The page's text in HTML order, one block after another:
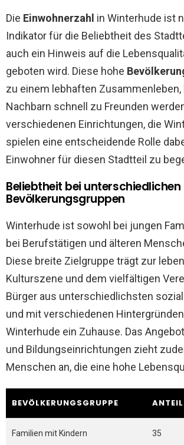
Die Einwohnerzahl in Winterhude ist
Indikator für die Beliebtheit des
auch ein Hinweis auf die
geboten wird. Diese hohe
zu einem lebhaften Zusammenleben,
Nachbarn schnell zu Freunden
verschiedenen Einrichtungen, die
spielen eine entscheidende Rolle
Einwohner für diesen Stadtteil zu
Beliebtheit bei unterschiedlichen
Bevölkerungsgruppen
Winterhude ist sowohl bei jungen
bei Berufstätigen und älteren
Diese breite Zielgruppe trägt zur
Kulturszene und dem vielfältigen
Bürger aus unterschiedlichsten
und mit verschiedenen
Winterhude ein Zuhause. Das
und Bildungseinrichtungen zieht
Menschen an, die eine hohe
BEVÖLKERUNGSGRUPPE
Familien mit Kindern 35